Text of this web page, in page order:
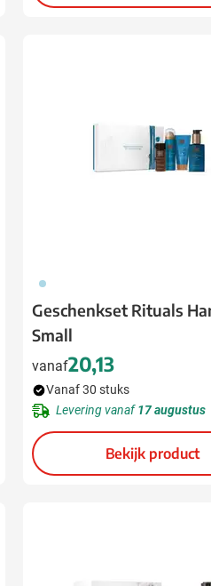
018
Geschenkset Rituals
Small
vanaf20,13
Vanaf 30 stuks
Levering vanaf17 augustus
Bekijk product